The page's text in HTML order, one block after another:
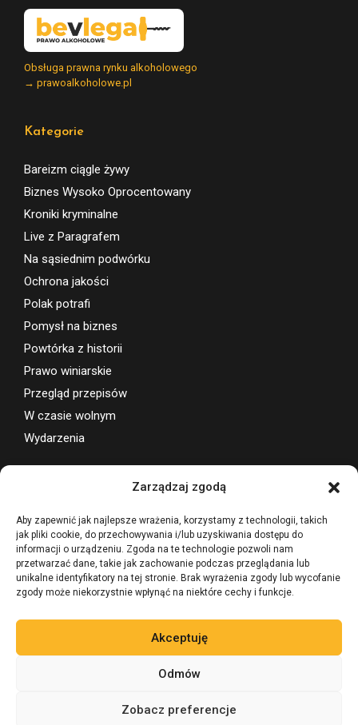
Zarządzaj zgodą
Aby zapewnić jak najlepsze wrażenia, korzystamy z technologii, takich
jak pliki cookie, do przechowywania i/lub uzyskiwania dostępu do
informacji o urządzeniu. Zgoda na te technologie pozwoli nam
przetwarzać dane, takie jak zachowanie podczas przeglądania lub
unikalne identyfikatory na tej stronie. Brak wyrażenia zgody lub wycofanie
zgody może niekorzystnie wpłynąć na niektóre cechy i funkcje.
Akceptuję
Odmów
Zobacz preferencje
Obsługa prawna rynku alkoholowego
→ prawoalkoholowe.pl
Kategorie
Bareizm ciągle żywy
Biznes Wysoko Oprocentowany
Kroniki kryminalne
Live z Paragrafem
Na sąsiednim podwórku
Ochrona jakości
Polak potrafi
Pomysł na biznes
Powtórka z historii
Prawo winiarskie
Przegląd przepisów
W czasie wolnym
Wydarzenia
©